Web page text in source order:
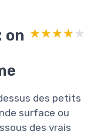
on ★★★★★
★★★★★
des petits
surface ou
des vrais